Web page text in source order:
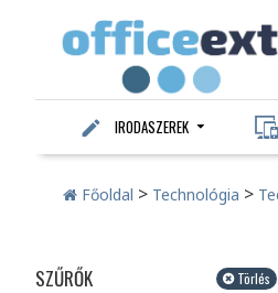
IRODASZEREK
Főoldal > Technológia >
SZŰRŐK Törlés